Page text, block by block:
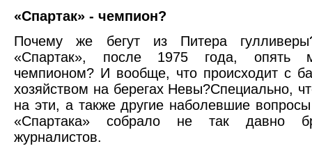
«Спартак» - чемпион?
Почему же бегут из Питера
«Спартак», после 1975 года, опять
чемпионом? И вообще, что происходит с
хозяйством на берегах Невы?Специально,
на эти, а также другие наболевшие вопросы
«Спартака» собрало не так давно
журналистов.